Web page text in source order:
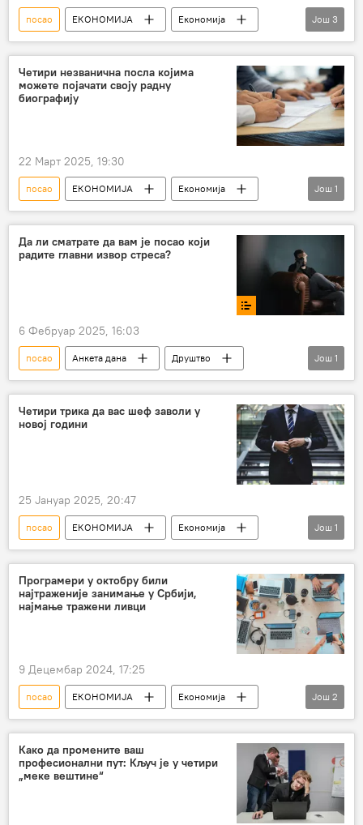
посао ЕКОНОМИЈА
Економија
Свет – економија
Немачка зарада
Још 3
Четири незванична посла којима
можете појачати своју радну
биографију
22 Март 2025, 19:30
посао ЕКОНОМИЈА
Економија
биографија
Још 1
Да ли сматрате да вам је посао који
радите главни извор стреса?
6 Фебруар 2025, 16:03
посао Анкета дана
Друштво
стрес
Још 1
Четири трика да вас шеф заволи у
новој години
25 Јануар 2025, 20:47
посао ЕКОНОМИЈА
Економија
послодавац
Још 1
Програмери у октобру били
најтраженије занимање у Србији,
најмање тражени ливци
9 Децембар 2024, 17:25
посао ЕКОНОМИЈА
Економија
Србија – економија
програмери
Још 2
Како да промените ваш
професионални пут: Кључ је у четири
„меке вештине“